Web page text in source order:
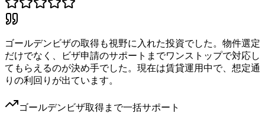
ゴールデンビザの取得も視野に入れた投資でした。物件選定
だけでなく、ビザ申請のサポートまでワンストップで対応し
てもらえるのが決め手でした。現在は賃貸運用中で、想定通
りの利回りが出ています。
ゴールデンビザ取得まで一括サポート